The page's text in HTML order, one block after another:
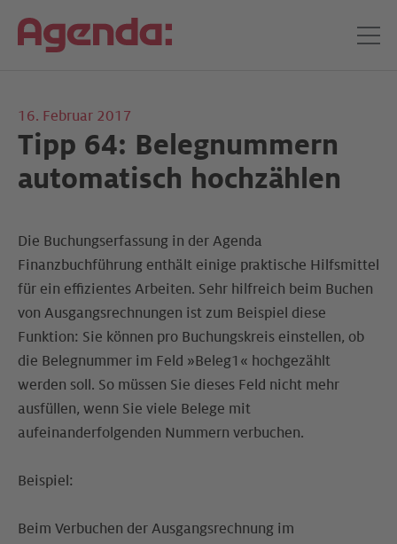
16. Februar 2017
Tipp 64: Belegnummern
automatisch hochzählen
Die Buchungserfassung in der Agenda
Finanzbuchführung enthält einige praktische Hilfsmittel
für ein effizientes Arbeiten. Sehr hilfreich beim Buchen
von Ausgangsrechnungen ist zum Beispiel diese
Funktion: Sie können pro Buchungskreis einstellen, ob
die Belegnummer im Feld »Beleg1« hochgezählt
werden soll. So müssen Sie dieses Feld nicht mehr
ausfüllen, wenn Sie viele Belege mit
aufeinanderfolgenden Nummern verbuchen.
Beispiel:
Beim Verbuchen der Ausgangsrechnung im